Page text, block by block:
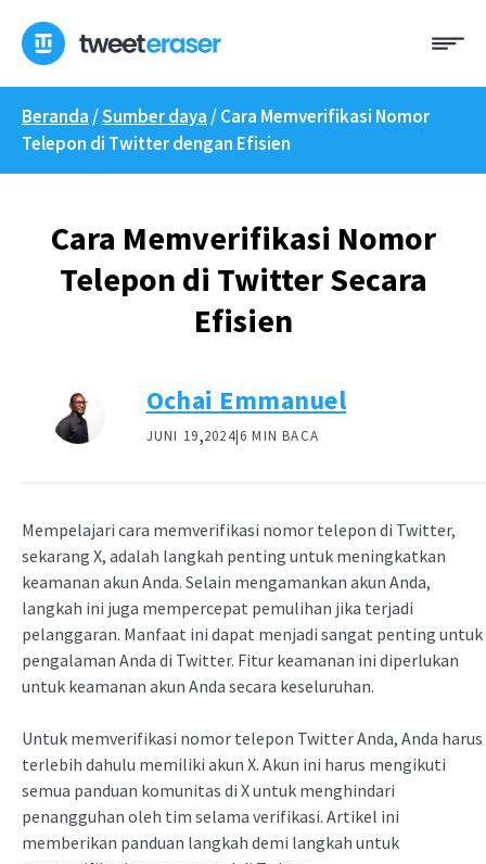
konten
Beranda /Sumber daya /Cara Memverifikasi Nomor
Telepon di Twitter dengan Efisien
Cara Memverifikasi Nomor
Telepon di Twitter Secara
Efisien
Ochai Emmanuel
JUNI 19,2024|6 MIN BACA
Mempelajari cara memverifikasi nomor telepon di Twitter,
sekarang X, adalah langkah penting untuk meningkatkan
keamanan akun Anda. Selain mengamankan akun Anda,
langkah ini juga mempercepat pemulihan jika terjadi
pelanggaran. Manfaat ini dapat menjadi sangat penting untuk
pengalaman Anda di Twitter. Fitur keamanan ini diperlukan
untuk keamanan akun Anda secara keseluruhan.
Untuk memverifikasi nomor telepon Twitter Anda, Anda harus
terlebih dahulu memiliki akun X. Akun ini harus mengikuti
semua panduan komunitas di X untuk menghindari
penangguhan oleh tim selama verifikasi. Artikel ini
memberikan panduan langkah demi langkah untuk